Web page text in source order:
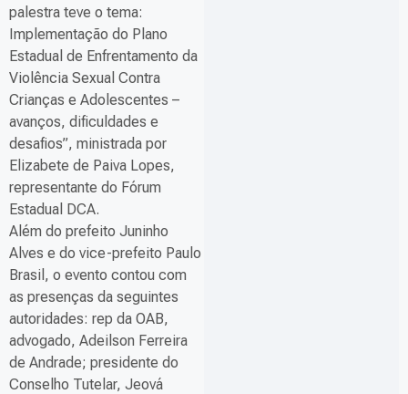
palestra teve o tema:
Implementação do Plano
Estadual de Enfrentamento da
Violência Sexual Contra
Crianças e Adolescentes –
avanços, dificuldades e
desafios”, ministrada por
Elizabete de Paiva Lopes,
representante do Fórum
Estadual DCA.
Além do prefeito Juninho
Alves e do vice-prefeito Paulo
Brasil, o evento contou com
as presenças da seguintes
autoridades: rep da OAB,
advogado, Adeilson Ferreira
de Andrade; presidente do
Conselho Tutelar, Jeová